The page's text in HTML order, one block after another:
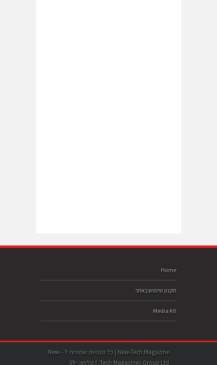
Home
תקנון שימוש באתר
Media Kit
New-Tech Magazine | כל הזכויות שמורות ל- New-
Tech Magazines Group Ltd. | טלפון: 09-